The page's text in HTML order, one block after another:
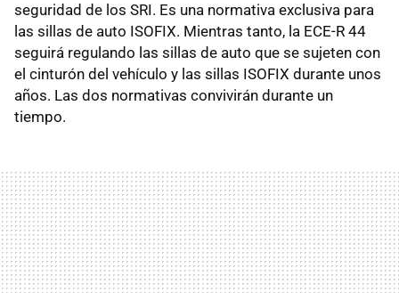
seguridad de los SRI. Es una normativa exclusiva para
las sillas de auto ISOFIX. Mientras tanto, la ECE-R 44
seguirá regulando las sillas de auto que se sujeten con
el cinturón del vehículo y las sillas ISOFIX durante unos
años. Las dos normativas convivirán durante un
tiempo.